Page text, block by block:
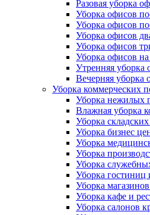
Разовая уборка
Уборка офисов
Уборка офисов
Уборка офисов
Уборка офисов
Уборка офисов
Утренняя уборка
Вечерняя уборка
Уборка коммерческих
Уборка нежилых
Влажная уборка
Уборка
Уборка бизнес
Уборка
Уборка
Уборка
Уборка гостиниц
Уборка
Уборка кафе и
Уборка салонов